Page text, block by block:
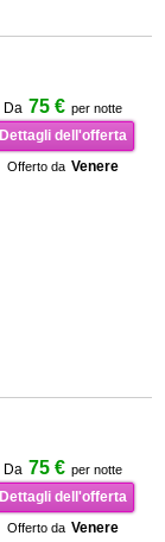
Da 75 € per notte
Dettagli dell'offerta
Offerto da Venere
Da 75 € per notte
Dettagli dell'offerta
Offerto da Venere